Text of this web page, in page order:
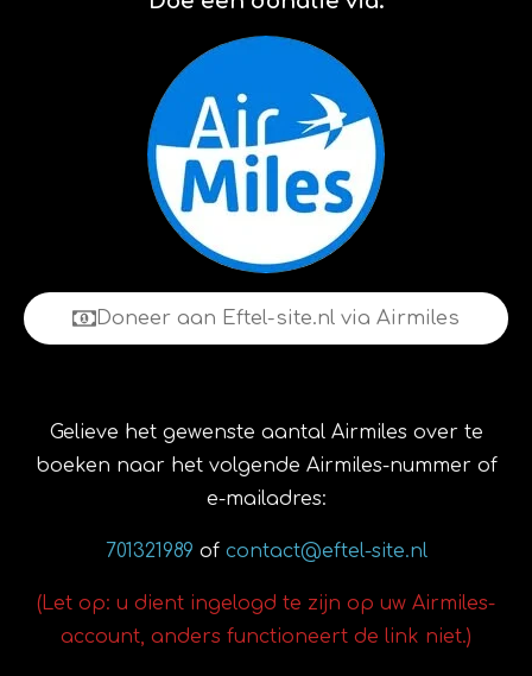
Doneer aan Eftel-site.nl via Airmiles
Gelieve het gewenste aantal Airmiles over te
boeken naar het volgende Airmiles-nummer of
e-mailadres:
701321989 ofcontact@eftel-site.nl
(Let op: u dient ingelogd te zijn op uw Airmiles-
account, anders functioneert de link niet.)